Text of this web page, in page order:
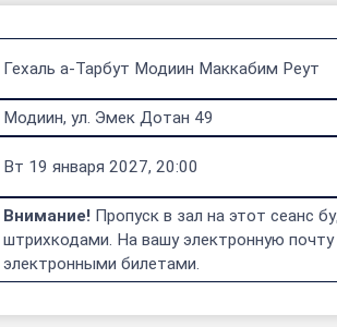
Гехаль а-Тарбут Модиин Маккабим Реут
Модиин, ул. Эмек Дотан 49
Вт 19 января 2027, 20:00
Внимание!Пропуск в зал на этот сеанс
штрихкодами. На вашу электронную
электронными билетами.